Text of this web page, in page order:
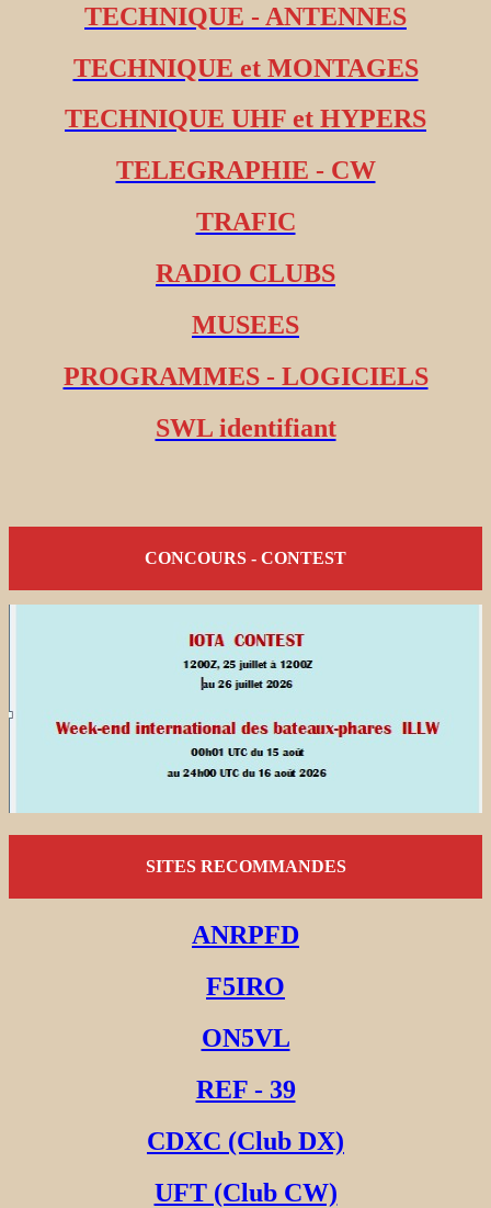
TECHNIQUE - ANTENNES
TECHNIQUE et MONTAGES
TECHNIQUE UHF et HYPERS
TELEGRAPHIE - CW
TRAFIC
RADIO CLUBS
MUSEES
PROGRAMMES - LOGICIELS
SWL identifiant
CONCOURS - CONTEST
SITES RECOMMANDES
ANRPFD
F5IRO
ON5VL
REF - 39
CDXC (Club DX)
UFT (Club CW)